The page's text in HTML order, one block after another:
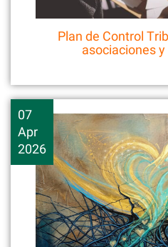
Plan de Control
asociaciones
07
Apr
2026